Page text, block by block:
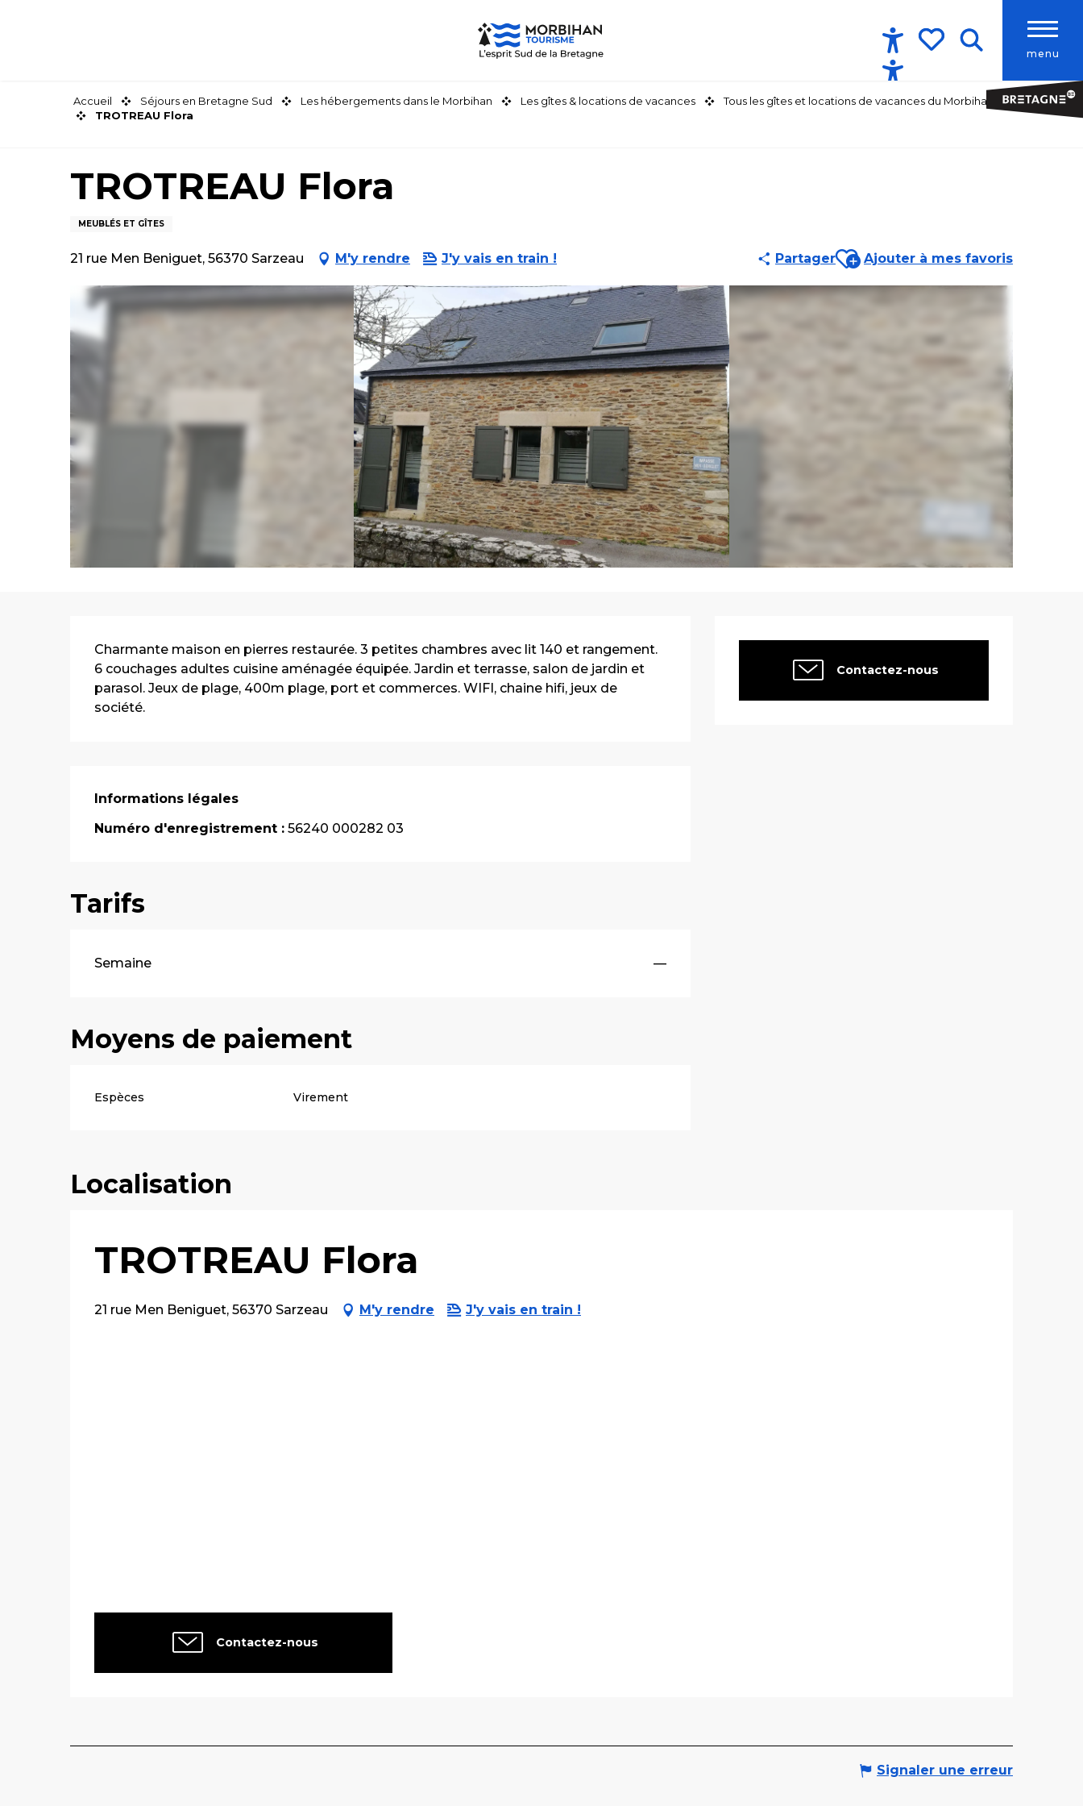
menu
Accessibilité
Accueil Séjours en Bretagne Sud Les hébergements dans le Morbihan Les gîtes & locations de vacances
Tous les gîtes et locations de vacances du Morbihan
TROTREAU Flora
TROTREAU Flora
MEUBLÉS ET GÎTES
21 rue Men Beniguet, 56370 Sarzeau M'y rendre J'y vais en train ! PartagerAjouter aux favoris
Ajouter à mes favoris
Ouverture et
Contactez-nous
Description
Charmante maison en pierres restaurée. 3 petites chambres avec lit 140 et rangement.
6 couchages adultes cuisine aménagée équipée. Jardin et terrasse, salon de jardin et
parasol. Jeux de plage, 400m plage, port et commerces. WIFI, chaine hifi, jeux de
société.
Informations légales
Informations légales
Numéro d'enregistrement : 56240 000282 03
Tarifs
Tarifs 2026
Semaine —
Moyens de paiement
Espèces Virement
Localisation
TROTREAU Flora
21 rue Men Beniguet, 56370 Sarzeau M'y rendre J'y vais en train !
Contactez-nous
Signaler une erreur